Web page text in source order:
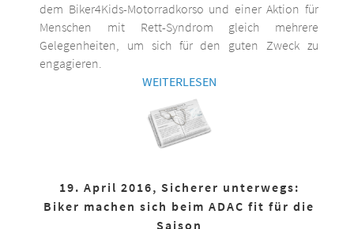
dem Biker4Kids-Motorradkorso und einer Aktion für
Menschen mit Rett-Syndrom gleich mehrere
Gelegenheiten, um sich für den guten Zweck zu
engagieren.
WEITERLESEN
19. April 2016, Sicherer unterwegs:
Biker machen sich beim ADAC fit für die
Saison